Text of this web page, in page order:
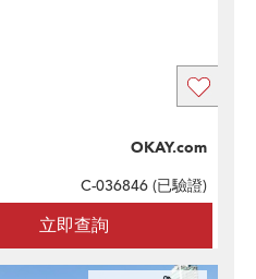
立即查詢
OKAY.com
C-036846 (已驗證)